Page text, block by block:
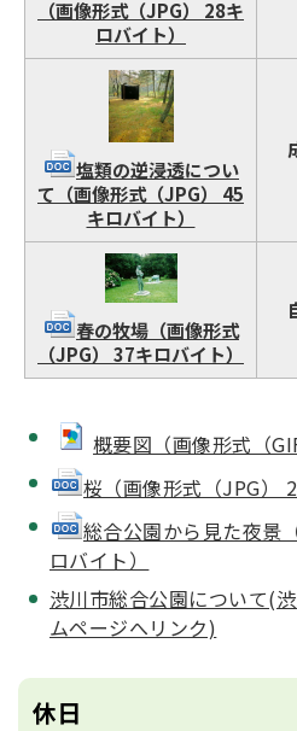
（画像形式（JPG） 28キ
ロバイト）
塩類の逆浸透につい
て（画像形式（JPG） 45
キロバイト）
春の牧場（画像形式
（JPG） 37キロバイト）
概要図（画像形式（
桜（画像形式（JPG）
総合公園から見た夜景
ロバイト）
渋川市総合公園について(
ムページへリンク)
休日